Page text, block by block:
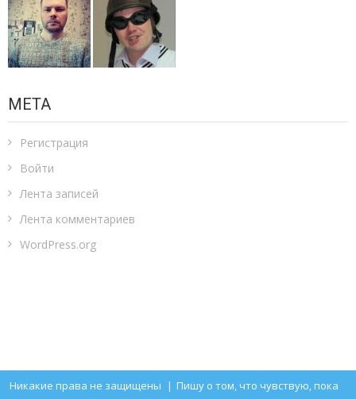
МЕТА
Регистрация
Войти
Лента записей
Лента комментариев
WordPress.org
Никакие права не защищены | Пишу о том, что чувствую, пока